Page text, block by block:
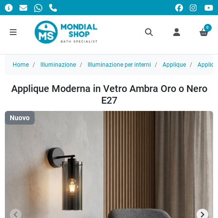
0
Home Illuminazione Illuminazione per interni Applique
Applique Moderna in Vetro Ambra Oro o Nero
E27
Nuovo
keyboard_arrow_left keyboard_arrow_right